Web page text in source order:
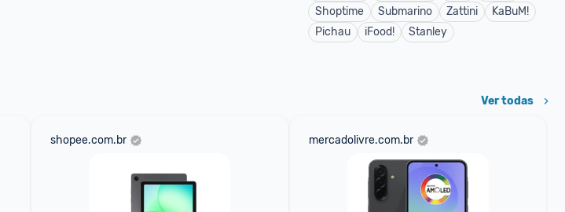
Shoptime
Submarino Zattini
KaBuM!
Pichau
iFood! Stanley
Ver todas
shopee.com.br mercadolivre.com.br